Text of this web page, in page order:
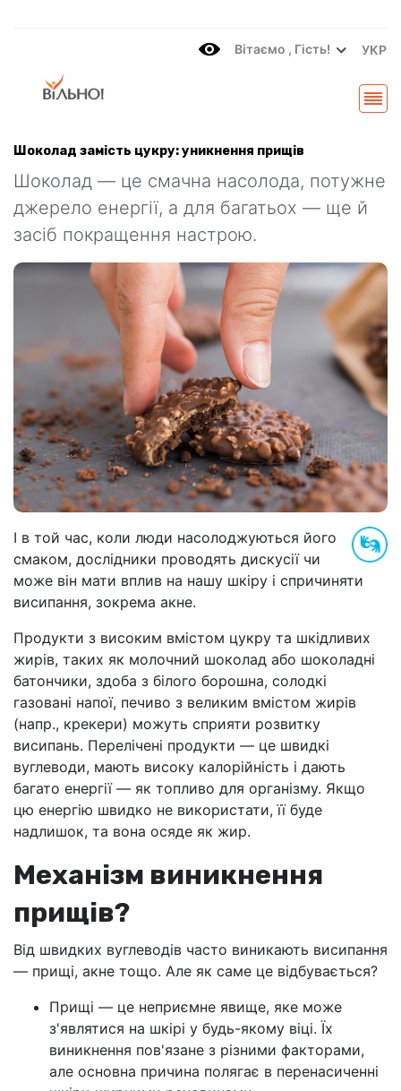
Вітаємo , Гість! УКР
Шоколад замість цукру: уникнення прищів
Шоколад — це смачна насолода, потужне
джерело енергії, а для багатьох — ще й
засіб покращення настрою.
І в той час, коли люди насолоджуються його
смаком, дослідники проводять дискусії чи
може він мати вплив на нашу шкіру і спричиняти
висипання, зокрема акне.
Продукти з високим вмістом цукру та шкідливих
жирів, таких як молочний шоколад або шоколадні
батончики, здоба з білого борошна, солодкі
газовані напої, печиво з великим вмістом жирів
(напр., крекери) можуть сприяти розвитку
висипань. Перелічені продукти — це швидкі
вуглеводи, мають високу калорійність і дають
багато енергії — як топливо для організму. Якщо
цю енергію швидко не використати, її буде
надлишок, та вона осяде як жир.
Механізм виникнення
прищів?
Від швидких вуглеводів часто виникають висипання
— прищі, акне тощо. Але як саме це відбувається?
Прищі — це неприємне явище, яке може
з'являтися на шкірі у будь-якому віці. Їх
виникнення пов'язане з різними факторами,
але основна причина полягає в перенасиченні